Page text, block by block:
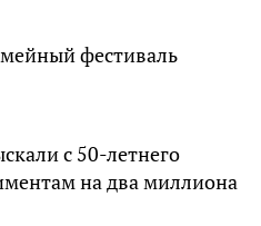
фестиваль
с 50-летнего
на два миллиона